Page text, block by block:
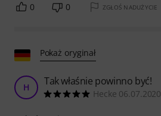
0 0 ZGŁOŚ NADUŻYCIE
Pokaż oryginał
H Tak właśnie powinno być!
Hecke 06.07.2020